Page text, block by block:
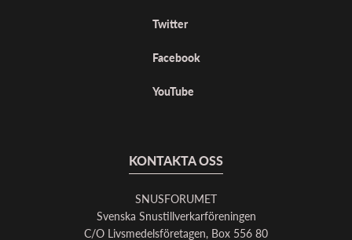
Twitter
Facebook
YouTube
KONTAKTA OSS
SNUSFORUMET
Svenska Snustillverkarföreningen
C/O Livsmedelsföretagen, Box 556 80